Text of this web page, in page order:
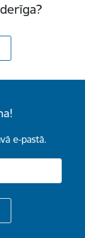
e-pastā.